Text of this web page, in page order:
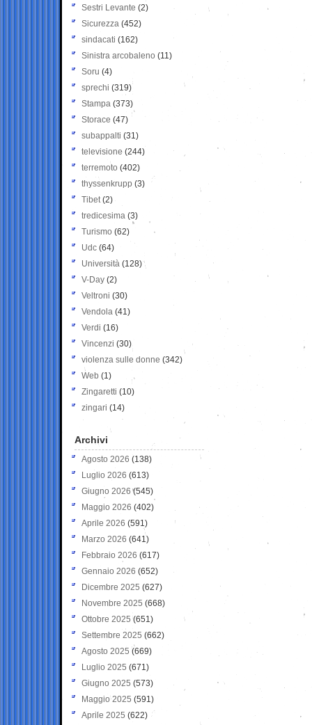
Sestri Levante (2)
Sicurezza (452)
sindacati (162)
Sinistra arcobaleno (11)
Soru (4)
sprechi (319)
Stampa (373)
Storace (47)
subappalti (31)
televisione(244)
terremoto (402)
thyssenkrupp (3)
Tibet(2)
tredicesima (3)
Turismo (62)
Udc (64)
Università (128)
V-Day (2)
Veltroni (30)
Vendola (41)
Verdi (16)
Vincenzi (30)
violenza sulle donne (342)
Web (1)
Zingaretti (10)
zingari (14)
Archivi
Agosto 2026 (138)
Luglio 2026 (613)
Giugno 2026 (545)
Maggio 2026 (402)
Aprile 2026 (591)
Marzo 2026 (641)
Febbraio 2026 (617)
Gennaio 2026 (652)
Dicembre 2025 (627)
Novembre 2025 (668)
Ottobre 2025 (651)
Settembre 2025 (662)
Agosto 2025 (669)
Luglio 2025 (671)
Giugno 2025 (573)
Maggio 2025 (591)
Aprile 2025 (622)